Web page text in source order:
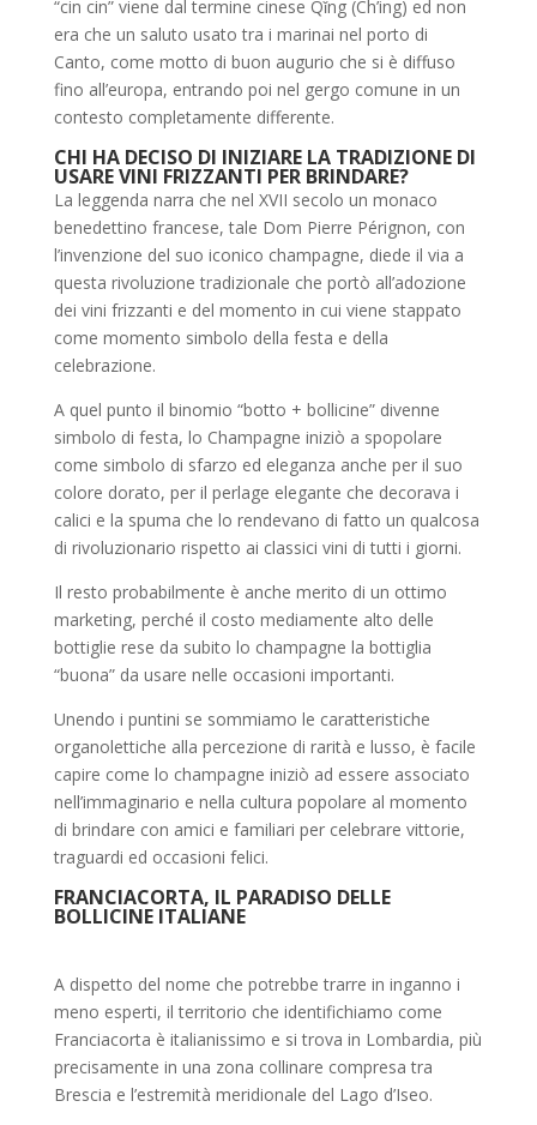
“cin cin” viene dal termine cinese Qǐng (Ch’ing) ed non
era che un saluto usato tra i marinai nel porto di
Canto, come motto di buon augurio che si è diffuso
fino all’europa, entrando poi nel gergo comune in un
contesto completamente differente.
CHI HA DECISO DI INIZIARE LA TRADIZIONE DI
USARE VINI FRIZZANTI PER BRINDARE?
La leggenda narra che nel XVII secolo un monaco
benedettino francese, tale Dom Pierre Pérignon, con
l’invenzione del suo iconico champagne, diede il via a
questa rivoluzione tradizionale che portò all’adozione
dei vini frizzanti e del momento in cui viene stappato
come momento simbolo della festa e della
celebrazione.
A quel punto il binomio “botto + bollicine” divenne
simbolo di festa, lo Champagne iniziò a spopolare
come simbolo di sfarzo ed eleganza anche per il suo
colore dorato, per il perlage elegante che decorava i
calici e la spuma che lo rendevano di fatto un qualcosa
di rivoluzionario rispetto ai classici vini di tutti i giorni.
Il resto probabilmente è anche merito di un ottimo
marketing, perché il costo mediamente alto delle
bottiglie rese da subito lo champagne la bottiglia
“buona” da usare nelle occasioni importanti.
Unendo i puntini se sommiamo le caratteristiche
organolettiche alla percezione di rarità e lusso, è facile
capire come lo champagne iniziò ad essere associato
nell’immaginario e nella cultura popolare al momento
di brindare con amici e familiari per celebrare vittorie,
traguardi ed occasioni felici.
FRANCIACORTA, IL PARADISO DELLE
BOLLICINE ITALIANE
A dispetto del nome che potrebbe trarre in inganno i
meno esperti, il territorio che identifichiamo come
Franciacorta è italianissimo e si trova in Lombardia, più
precisamente in una zona collinare compresa tra
Brescia e l’estremità meridionale del Lago d’Iseo.